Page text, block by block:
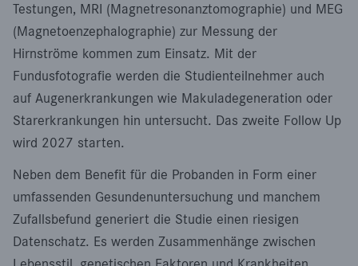
Testungen, MRI (Magnetresonanztomographie) und MEG
(Magnetoenzephalographie) zur Messung der
Hirnströme kommen zum Einsatz. Mit der
Fundusfotografie werden die Studienteilnehmer auch
auf Augenerkrankungen wie Makuladegeneration oder
Starerkrankungen hin untersucht. Das zweite Follow Up
wird 2027 starten.
Neben dem Benefit für die Probanden in Form einer
umfassenden Gesundenuntersuchung und manchem
Zufallsbefund generiert die Studie einen riesigen
Datenschatz. Es werden Zusammenhänge zwischen